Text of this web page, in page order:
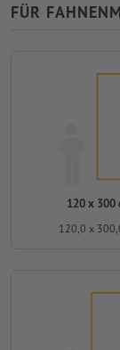
FÜR
120 x 300
120,0 x